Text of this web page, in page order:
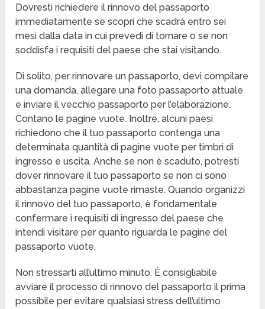
Dovresti richiedere il rinnovo del passaporto
immediatamente se scopri che scadrà entro sei
mesi dalla data in cui prevedi di tornare o se non
soddisfa i requisiti del paese che stai visitando.
Di solito, per rinnovare un passaporto, devi compilare
una domanda, allegare una foto passaporto attuale
e inviare il vecchio passaporto per l’elaborazione.
Contano le pagine vuote. Inoltre, alcuni paesi
richiedono che il tuo passaporto contenga una
determinata quantità di pagine vuote per timbri di
ingresso e uscita. Anche se non è scaduto, potresti
dover rinnovare il tuo passaporto se non ci sono
abbastanza pagine vuote rimaste. Quando organizzi
il rinnovo del tuo passaporto, è fondamentale
confermare i requisiti di ingresso del paese che
intendi visitare per quanto riguarda le pagine del
passaporto vuote.
Non stressarti all’ultimo minuto. È consigliabile
avviare il processo di rinnovo del passaporto il prima
possibile per evitare qualsiasi stress dell’ultimo